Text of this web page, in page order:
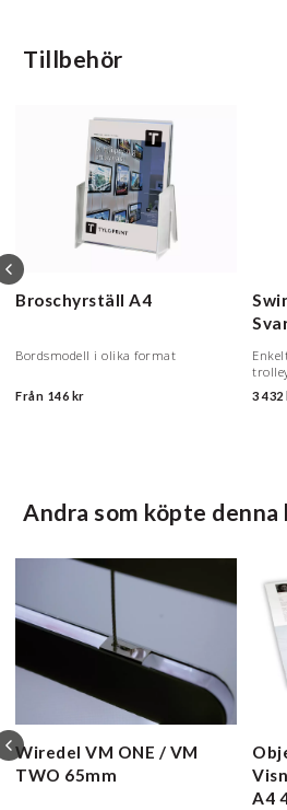
Tillbehör
Broschyrställ A4
Bordsmodell i olika format
Från 146 kr 3 432
Andra som köpte denna
Wiredel VM ONE / VM
TWO 65mm
A4